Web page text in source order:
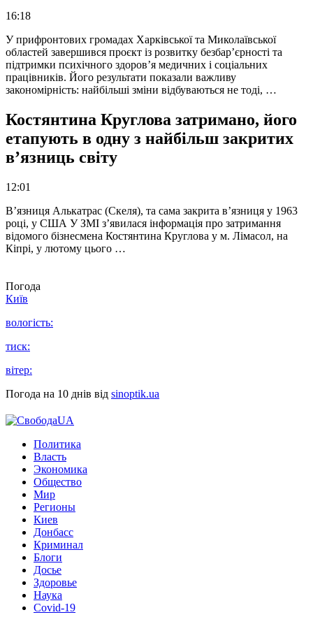
16:18
У прифронтових громадах Харківської та Миколаївської
областей завершився проєкт із розвитку безбар’єрності та
підтримки психічного здоров’я медичних і соціальних
працівників. Його результати показали важливу
закономірність: найбільші зміни відбуваються не тоді, …
Костянтина Круглова затримано, його
етапують в одну з найбільш закритих
в’язниць світу
12:01
В’язниця Алькатрас (Скеля), та сама закрита в’язниця у 1963
році, у США У ЗМІ з’явилася інформація про затримання
відомого бізнесмена Костянтина Круглова у м. Лімасол, на
Кіпрі, у лютому цього …
Погода
Київ
вологість:
тиск:
вітер:
Погода на 10 днів від sinoptik.ua
Политика
Власть
Экономика
Общество
Мир
Регионы
Киев
Донбасс
Криминал
Блоги
Досье
Здоровье
Наука
Covid-19